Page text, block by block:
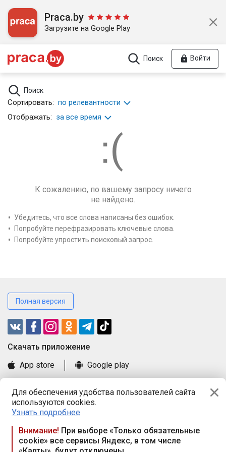
Для обеспечения удобства пользователей сайта
используются cookies.
Узнать подробнее
Внимание! При выборе «Только обязательные
cookie» все сервисы Яндекс, в том числе
Praca.by
Загрузите на Google Play
Поиск Войти
Поиск
Сортировать: по релевантности
Отображать: за все время
К сожалению, по вашему запросу ничего
не найдено.
Убедитесь, что все слова написаны без ошибок.
Попробуйте перефразировать ключевые слова.
Попробуйте упростить поисковый запрос.
Полная версия
Cкачать приложение
App store
Google play
Книга замечаний и предложений
Правила и документы
Praca.by © 2000—2026, ООО «ПРАЦА БАЙ»
Республика Беларусь, 220114, г. Минск, пр-т Независимости
117а, пом. № 9.